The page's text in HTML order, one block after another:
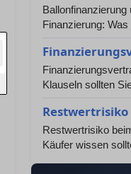
Ballonfinanzierung
Finanzierung:
Klauseln sollten
Restwertrisiko
Restwertrisiko
Käufer wissen